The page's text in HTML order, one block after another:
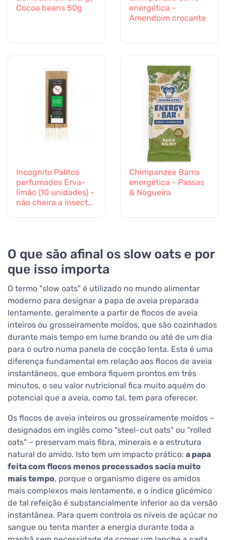
Cocoa beans 50g
energética -
Amendoim crocante
Incognito Palitos
perfumados Erva-
limão (10 unidades) -
não cheira a insectos
Chimpanzee Barra
energética - Passas
& Nogueira
O que são afinal os slow oats e por
que isso importa
O termo "slow oats" é utilizado no mundo alimentar
moderno para designar a papa de aveia preparada
lentamente, geralmente a partir de flocos de aveia
inteiros ou grosseiramente moídos, que são cozinhados
durante mais tempo em lume brando ou até de um dia
para o outro numa panela de cocção lenta. Esta é uma
diferença fundamental em relação aos flocos de aveia
instantâneos, que embora fiquem prontos em três
minutos, o seu valor nutricional fica muito aquém do
potencial que a aveia, como tal, tem para oferecer.
Os flocos de aveia inteiros ou grosseiramente moídos –
designados em inglês como "steel-cut oats" ou "rolled
oats" – preservam mais fibra, minerais e a estrutura
natural do amido. Isto tem um impacto prático: a papa
feita com flocos menos processados sacia muito
mais tempo, porque o organismo digere os amidos
mais complexos mais lentamente, e o índice glicémico
de tal refeição é substancialmente inferior ao da versão
instantânea. Para quem controla os níveis de açúcar no
sangue ou tenta manter a energia durante toda a